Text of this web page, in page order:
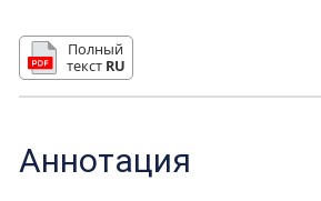
Полный
текст RU
Аннотация